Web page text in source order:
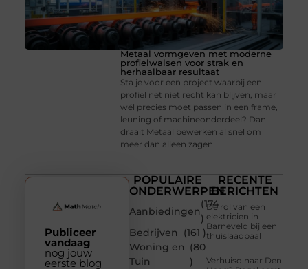
Metaal vormgeven met moderne
profielwalsen voor strak en
herhaalbaar resultaat
Sta je voor een project waarbij een
profiel net niet recht kan blijven, maar
wél precies moet passen in een frame,
leuning of machineonderdeel? Dan
draait Metaal bewerken al snel om
meer dan alleen zagen
POPULAIRE
ONDERWERPEN
Aanbiedingen
(174
)
Bedrijven
(161 )
Woning en
Tuin
(80
)
RECENTE
BERICHTEN
De rol van een
elektricien in
Barneveld bij een
thuislaadpaal
Verhuisd naar Den
Publiceer
vandaag
nog jouw
eerste blog